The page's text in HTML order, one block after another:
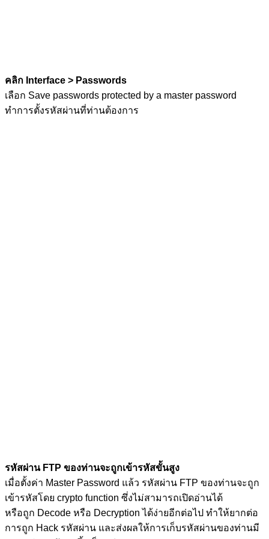
คลิก Interface > Passwords
เลือก Save passwords protected by a master password
ทำการตั้งรหัสผ่านที่ท่านต้องการ
รหัสผ่าน FTP ของท่านจะถูกเข้ารหัสขั้นสูง
เมื่อตั้งค่า Master Password แล้ว รหัสผ่าน FTP ของท่านจะถูก
เข้ารหัสโดย crypto function ซึ่งไม่สามารถเปิดอ่านได้
หรือถูก Decode หรือ Decryption ได้ง่ายอีกต่อไป ทำให้ยากต่อ
การถูก Hack รหัสผ่าน และส่งผลให้การเก็บรหัสผ่านของท่านมี